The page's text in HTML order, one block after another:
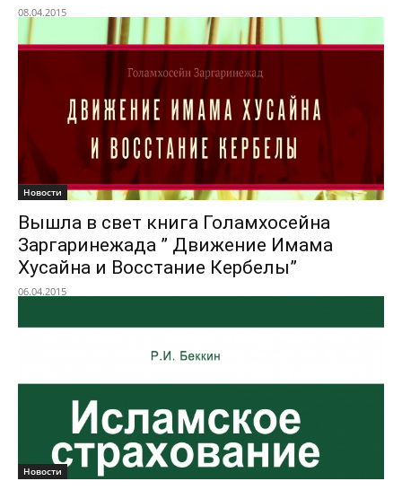
08.04.2015
Новости
Вышла в свет книга Голамхосейна
Заргаринежада ” Движение Имама
Хусайна и Восстание Кербелы”
06.04.2015
Новости